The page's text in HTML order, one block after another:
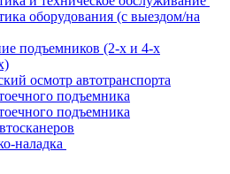
оборудования (с выездом/на
подъемников (2-х и 4-х
осмотр автотранспорта
подъемника
подъемника
наладка